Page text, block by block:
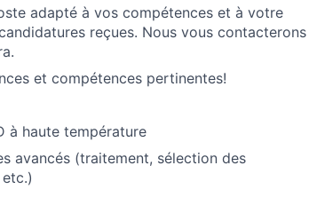
adapté à vos compétences et à votre
reçues. Nous vous contacterons
et compétences pertinentes!
à haute température
avancés (traitement, sélection des